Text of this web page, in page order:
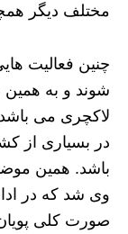
مختلف دیگر
چنین فعالیت
شوند و به
لاکچری می
در بسیاری از
باشد. همین
وی شد که در
صورت کلی